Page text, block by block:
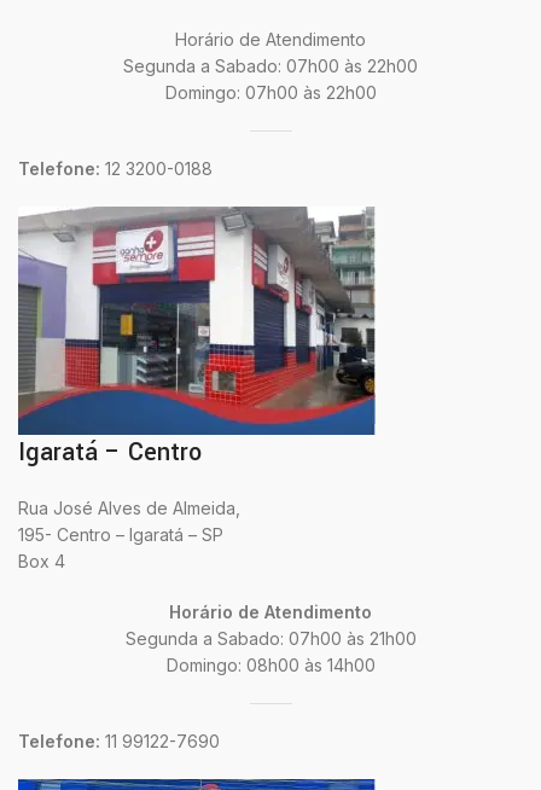
Horário de Atendimento
Segunda a Sabado: 07h00 às 22h00
Domingo: 07h00 às 22h00
Telefone: 12 3200-0188
Igaratá – Centro
Rua José Alves de Almeida,
195- Centro – Igaratá – SP
Box 4
Horário de Atendimento
Segunda a Sabado: 07h00 às 21h00
Domingo: 08h00 às 14h00
Telefone: 11 99122-7690